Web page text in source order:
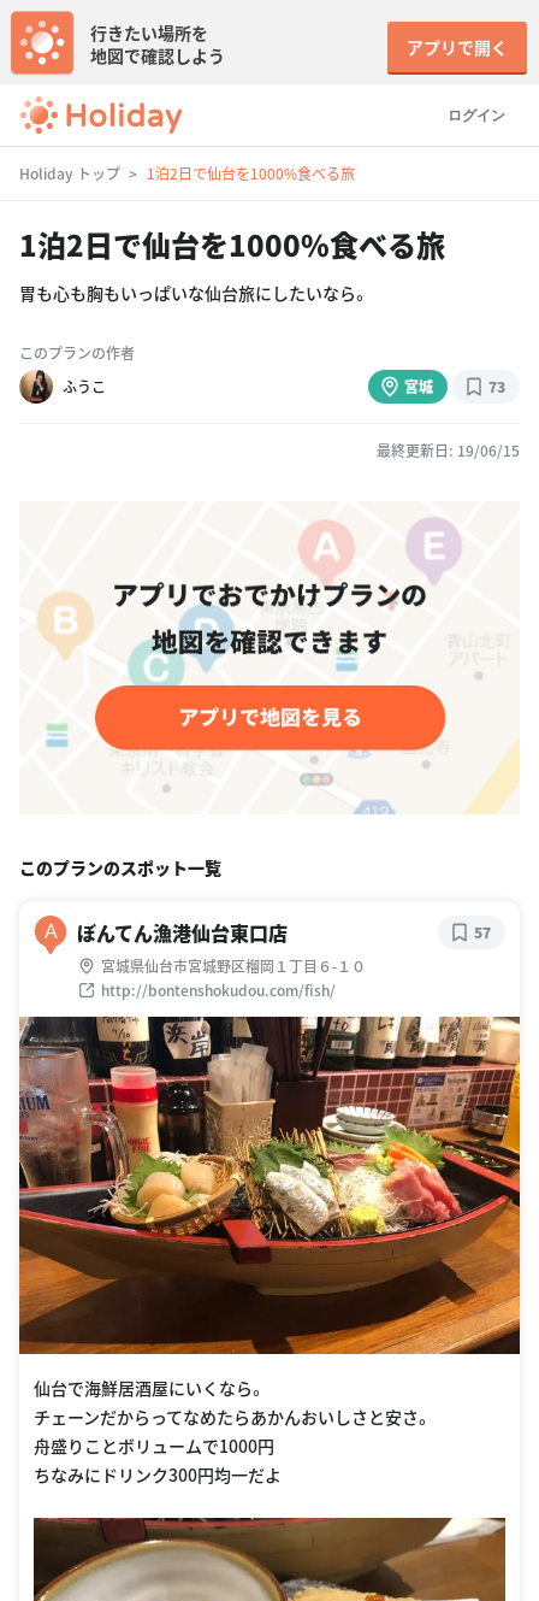
ログイン
行きたい場所を
地図で確認しよう
アプリで開く
Holiday トップ 1泊2日で仙台を1000%食べる旅
1泊2日で仙台を1000%食べる旅
胃も心も胸もいっぱいな仙台旅にしたいなら。
このプランの作者
ふうこ
宮城 73
最終更新日: 19/06/15
このプランのスポット一覧
A ぼんてん漁港仙台東口店
宮城県仙台市宮城野区榴岡１丁目６-１０
http://bontenshokudou.com/fish/
57
仙台で海鮮居酒屋にいくなら。
チェーンだからってなめたらあかんおいしさと安さ。
舟盛りことボリュームで1000円
ちなみにドリンク300円均一だよ